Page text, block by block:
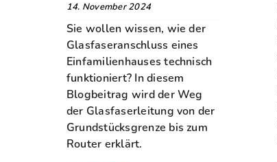
14. November 2024
Sie wollen wissen, wie der
Glasfaseranschluss eines
Einfamilienhauses technisch
funktioniert? In diesem
Blogbeitrag wird der Weg
der Glasfaserleitung von der
Grundstücksgrenze bis zum
Router erklärt.